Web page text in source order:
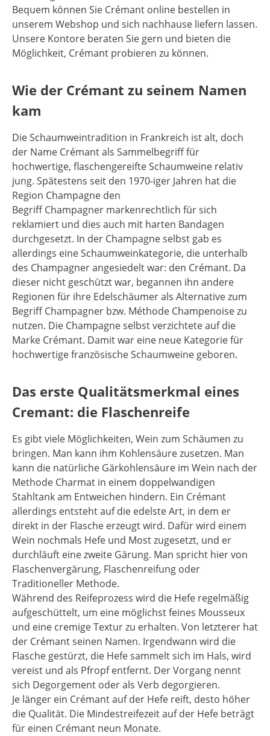
Bequem können Sie Crémant online bestellen in
unserem Webshop und sich nachhause liefern lassen.
Unsere Kontore beraten Sie gern und bieten die
Möglichkeit, Crémant probieren zu können.
Wie der Crémant zu seinem Namen
kam
Die Schaumweintradition in Frankreich ist alt, doch
der Name Crémant als Sammelbegriff für
hochwertige, flaschengereifte Schaumweine relativ
jung. Spätestens seit den 1970-iger Jahren hat die
Region Champagne den
Begriff Champagner markenrechtlich für sich
reklamiert und dies auch mit harten Bandagen
durchgesetzt. In der Champagne selbst gab es
allerdings eine Schaumweinkategorie, die unterhalb
des Champagner angesiedelt war: den Crémant. Da
dieser nicht geschützt war, begannen ihn andere
Regionen für ihre Edelschäumer als Alternative zum
Begriff Champagner bzw. Méthode Champenoise zu
nutzen. Die Champagne selbst verzichtete auf die
Marke Crémant. Damit war eine neue Kategorie für
hochwertige französische Schaumweine geboren.
Das erste Qualitätsmerkmal eines
Cremant: die Flaschenreife
Es gibt viele Möglichkeiten, Wein zum Schäumen zu
bringen. Man kann ihm Kohlensäure zusetzen. Man
kann die natürliche Gärkohlensäure im Wein nach der
Methode Charmat in einem doppelwandigen
Stahltank am Entweichen hindern. Ein Crémant
allerdings entsteht auf die edelste Art, in dem er
direkt in der Flasche erzeugt wird. Dafür wird einem
Wein nochmals Hefe und Most zugesetzt, und er
durchläuft eine zweite Gärung. Man spricht hier von
Flaschenvergärung, Flaschenreifung oder
Traditioneller Methode.
Während des Reifeprozess wird die Hefe regelmäßig
aufgeschüttelt, um eine möglichst feines Mousseux
und eine cremige Textur zu erhalten. Von letzterer hat
der Crémant seinen Namen. Irgendwann wird die
Flasche gestürzt, die Hefe sammelt sich im Hals, wird
vereist und als Pfropf entfernt. Der Vorgang nennt
sich Degorgement oder als Verb degorgieren.
Je länger ein Crémant auf der Hefe reift, desto höher
die Qualität. Die Mindestreifezeit auf der Hefe beträgt
für einen Crémant neun Monate.